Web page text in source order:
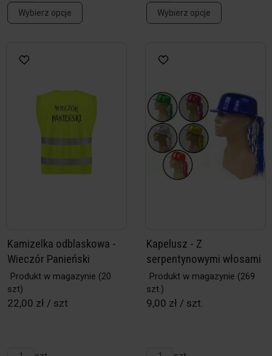
Wybierz opcje Wybierz opcje
Kamizelka odblaskowa -
Wieczór Panieński
Produkt w magazynie (20
szt)
22,00 zł / szt
Kapelusz - Z
serpentynowymi włosami
Produkt w magazynie (269
szt.)
9,00 zł / szt.